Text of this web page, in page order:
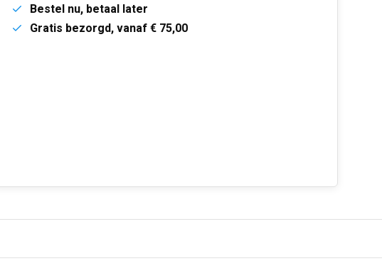
Bestel nu, betaal later
Gratis bezorgd, vanaf € 75,00